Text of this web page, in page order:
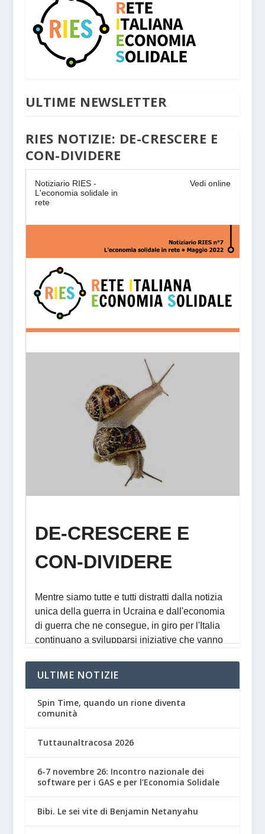
ULTIME NEWSLETTER
RIES NOTIZIE: DE-CRESCERE E
CON-DIVIDERE
ULTIME NOTIZIE
Spin Time, quando un rione diventa
comunità
Tuttaunaltracosa 2026
6-7 novembre 26: Incontro nazionale dei
software per i GAS e per l’Economia Solidale
Bibi. Le sei vite di Benjamin Netanyahu